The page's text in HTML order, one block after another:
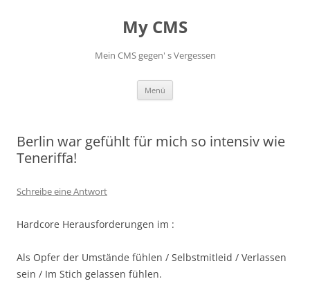
My CMS
Mein CMS gegen' s Vergessen
Menü
Berlin war gefühlt für mich so intensiv wie
Teneriffa!
Schreibe eine Antwort
Hardcore Herausforderungen im :
Als Opfer der Umstände fühlen / Selbstmitleid / Verlassen
sein / Im Stich gelassen fühlen.